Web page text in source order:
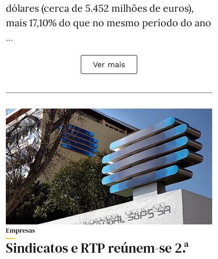
dólares (cerca de 5.452 milhões de euros),
mais 17,10% do que no mesmo período do ano
...
Ver mais
Empresas
Sindicatos e RTP reúnem-se 2.ª